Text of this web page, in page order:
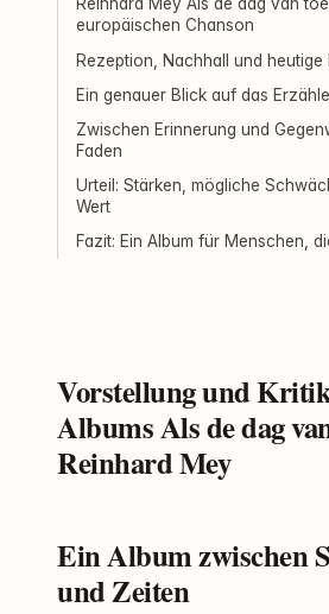
Reinhard Mey Als de dag van
europäischen Chanson
Rezeption, Nachhall und heutige
Ein genauer Blick auf das
Zwischen Erinnerung und
Faden
Urteil: Stärken, mögliche
Wert
Fazit: Ein Album für Menschen,
Vorstellung und
Albums Als de dag
Reinhard Mey
Ein Album zwischen
und Zeiten